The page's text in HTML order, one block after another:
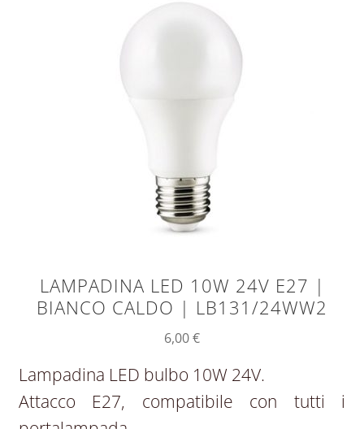
LAMPADINA LED 10W 24V E27 |
BIANCO CALDO | LB131/24WW2
6,00€
Lampadina LED bulbo 10W 24V.
Attacco E27, compatibile con tutti i